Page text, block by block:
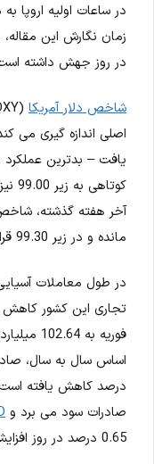
در ساعات اولیه اروپا
زمان نگارش این
در روز جهش داشته
شاخص دلار آمریکا
آخر هفته گذشته،
مانده و در زیر 99.30 قرار می گیرد.
در طول معاملات
فوریه
صادرات سود می برد و
0.65 درصد در روز افزایش یافت و در حدود 0.6330 معامله شد.